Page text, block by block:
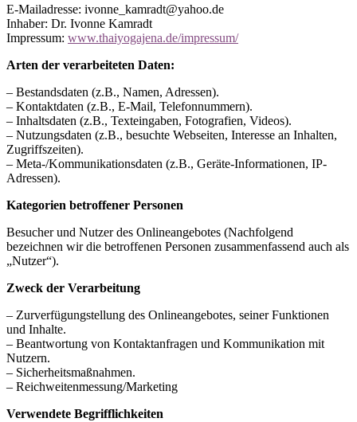
E-Mailadresse: ivonne_kamradt@yahoo.de
Inhaber: Dr. Ivonne Kamradt
Impressum: www.thaiyogajena.de/impressum/
Arten der verarbeiteten Daten:
– Bestandsdaten (z.B., Namen, Adressen).
– Kontaktdaten (z.B., E-Mail, Telefonnummern).
– Inhaltsdaten (z.B., Texteingaben, Fotografien, Videos).
– Nutzungsdaten (z.B., besuchte Webseiten, Interesse an Inhalten,
Zugriffszeiten).
– Meta-/Kommunikationsdaten (z.B., Geräte-Informationen, IP-
Adressen).
Kategorien betroffener Personen
Besucher und Nutzer des Onlineangebotes (Nachfolgend
bezeichnen wir die betroffenen Personen zusammenfassend auch als
„Nutzer“).
Zweck der Verarbeitung
– Zurverfügungstellung des Onlineangebotes, seiner Funktionen
und Inhalte.
– Beantwortung von Kontaktanfragen und Kommunikation mit
Nutzern.
– Sicherheitsmaßnahmen.
– Reichweitenmessung/Marketing
Verwendete Begrifflichkeiten